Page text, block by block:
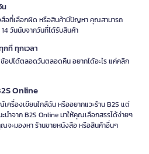
น
สือที่เลือกผิด หรือสินค้ามีปัญหา คุณสามารถ
วันนับจากวันที่ได้รับสินค้า
กที่ ทุกเวลา
อปได้ตลอดวันตลอดคืน อยากได้อะไร แค่คลิก
Online
ครื่องเขียนใกล้ฉัน หรืออยากแวะร้าน B2S แต่
นำจาก B2S Online มาให้คุณเลือกสรรได้ง่ายๆ
จะมองหา ร้านขายหนังสือ หรือสินค้าอื่นๆ